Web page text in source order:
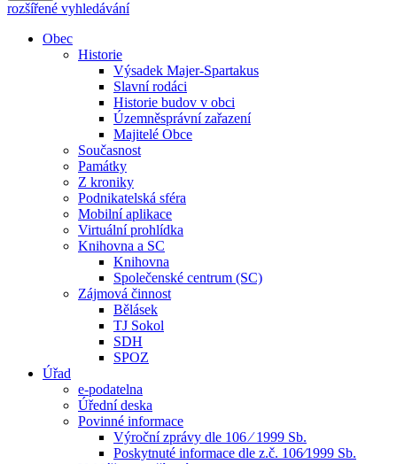
rozšířené vyhledávání
Obec
Historie
Výsadek Majer-Spartakus
Slavní rodáci
Historie budov v obci
Územněsprávní zařazení
Majitelé Obce
Současnost
Památky
Z kroniky
Podnikatelská sféra
Mobilní aplikace
Virtuální prohlídka
Knihovna a SC
Knihovna
Společenské centrum (SC)
Zájmová činnost
Bělásek
TJ Sokol
SDH
SPOZ
Úřad
e-podatelna
Úřední deska
Povinné informace
Výroční zprávy dle 106 ⁄ 1999 Sb.
Poskytnuté informace dle z.č. 106⁄1999 Sb.